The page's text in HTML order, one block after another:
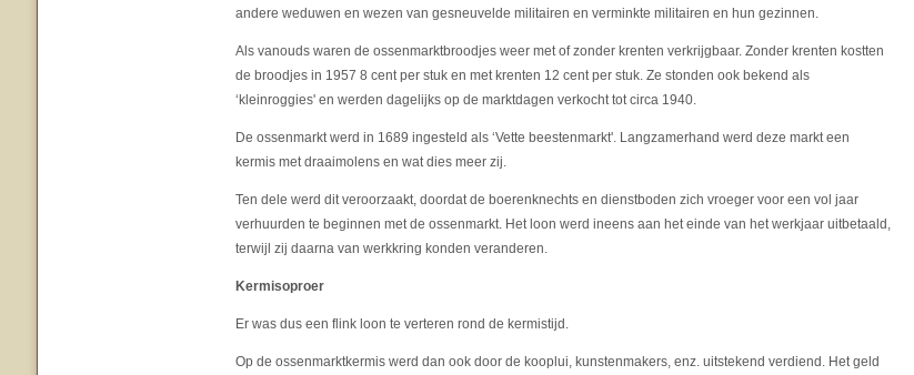
andere weduwen en wezen van gesneuvelde militairen en verminkte militairen en hun gezinnen.
Als vanouds waren de ossenmarktbroodjes weer met of zonder krenten verkrijgbaar. Zonder krenten kostten
de broodjes in 1957 8 cent per stuk en met krenten 12 cent per stuk. Ze stonden ook bekend als
‘kleinroggies' en werden dagelijks op de marktdagen verkocht tot circa 1940.
De ossenmarkt werd in 1689 ingesteld als ‘Vette beestenmarkt'. Langzamerhand werd deze markt een
kermis met draaimolens en wat dies meer zij.
Ten dele werd dit veroorzaakt, doordat de boerenknechts en dienstboden zich vroeger voor een vol jaar
verhuurden te beginnen met de ossenmarkt. Het loon werd ineens aan het einde van het werkjaar uitbetaald,
terwijl zij daarna van werkkring konden veranderen.
Kermisoproer
Er was dus een flink loon te verteren rond de kermistijd.
Op de ossenmarktkermis werd dan ook door de kooplui, kunstenmakers, enz. uitstekend verdiend. Het geld